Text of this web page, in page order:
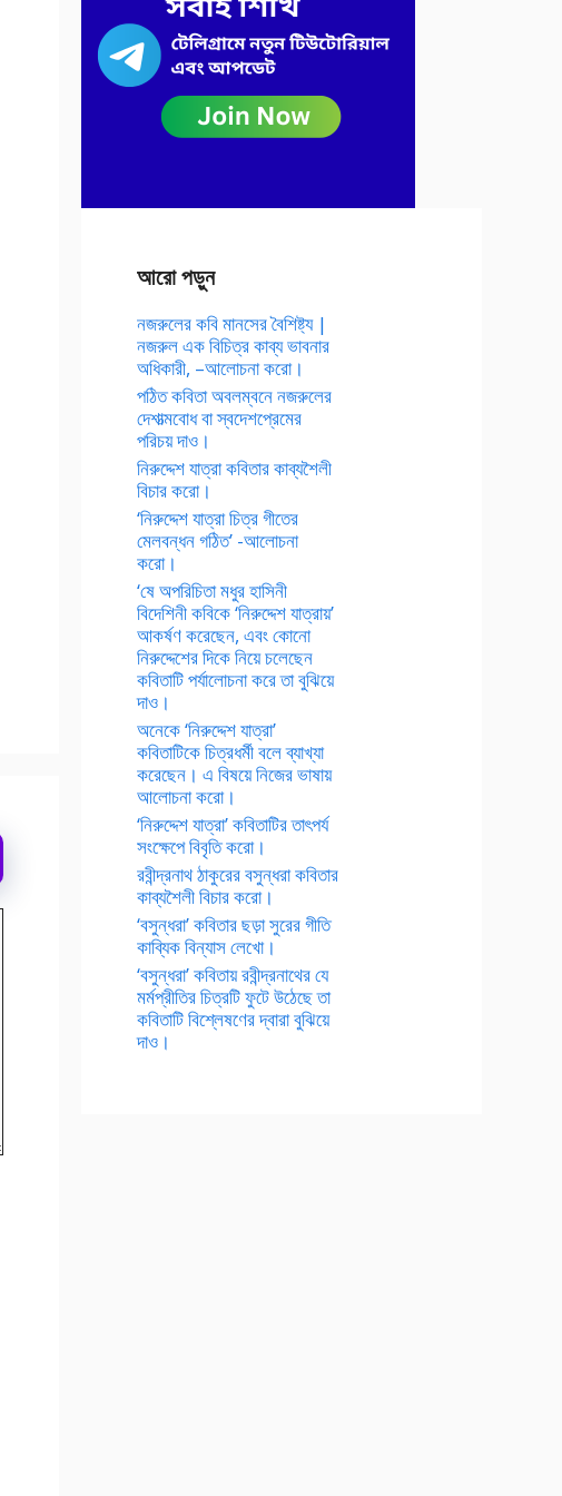
আরো পড়ুন
নজরুলের কবি মানসের বৈশিষ্ট্য |
নজরুল এক বিচিত্র কাব্য ভাবনার
অধিকারী, –আলোচনা করো।
পঠিত কবিতা অবলম্বনে নজরুলের
দেশাত্মবোধ বা স্বদেশপ্রেমের
পরিচয় দাও।
নিরুদ্দেশ যাত্রা কবিতার কাব্যশৈলী
বিচার করো।
‘নিরুদ্দেশ যাত্রা চিত্র গীতের
মেলবন্ধন গঠিত’ -আলোচনা
করো।
‘ষে অপরিচিতা মধুর হাসিনী
বিদেশিনী কবিকে ‘নিরুদ্দেশ যাত্রায়’
আকর্ষণ করেছেন, এবং কোনো
নিরুদ্দেশের দিকে নিয়ে চলেছেন
কবিতাটি পর্যালোচনা করে তা বুঝিয়ে
দাও।
অনেকে ‘নিরুদ্দেশ যাত্রা’
কবিতাটিকে চিত্রধর্মী বলে ব্যাখ্যা
করেছেন। এ বিষয়ে নিজের ভাষায়
আলোচনা করো।
‘নিরুদ্দেশ যাত্রা’ কবিতাটির তাৎপর্য
সংক্ষেপে বিবৃতি করো।
রবীন্দ্রনাথ ঠাকুরের বসুন্ধরা কবিতার
কাব্যশৈলী বিচার করো।
‘বসুন্ধরা’ কবিতার ছড়া সুরের গীতি
কাব্যিক বিন্যাস লেখো।
‘বসুন্ধরা’ কবিতায় রবীন্দ্রনাথের যে
মর্মপ্রীতির চিত্রটি ফুটে উঠেছে তা
কবিতাটি বিশ্লেষণের দ্বারা বুঝিয়ে
দাও।